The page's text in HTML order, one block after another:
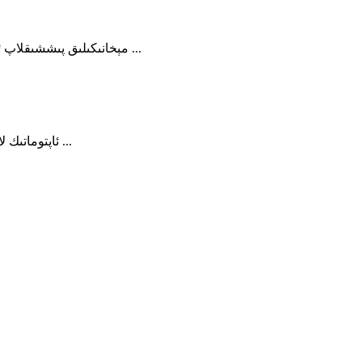
مېخانىكىلىق پىششىقلاپ ئىشلەش سانائىتىنىڭ ئاساسلىق ئەلا سۈپەتلىك تەمىنلىگۈچى بايلىقلىرى ...
CNC ئاليۇمىن ئارخىپىنى بىر تەرەپ قىلىش CNC ئاپتوماتىك لاتقا ئىشلىتىش ...